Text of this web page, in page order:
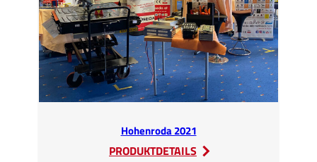
Hohenroda 2021
PRODUKTDETAILS
: